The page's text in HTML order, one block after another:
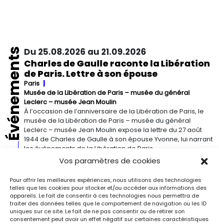
Vos paramètres de cookies
Pour offrir les meilleures expériences, nous utilisons des technologies
telles que les cookies pour stocker et/ou accéder aux informations des
appareils. Le fait de consentir à ces technologies nous permettra de
traiter des données telles que le comportement de navigation ou les ID
uniques sur ce site. Le fait de ne pas consentir ou de retirer son
consentement peut avoir un effet négatif sur certaines caractéristiques
ÉvénementsDu 25.08.2026 au 21.09.2026
Charles de Gaulle raconte la Libération
de Paris. Lettre à son épouse
Paris
Musée de la Libération de Paris – musée du général
Leclerc – musée Jean Moulin
À l’occasion de l’anniversaire de la Libération de Paris, le
musée de la Libération de Paris – musée du général
Leclerc – musée Jean Moulin expose la lettre du 27 août
1944 de Charles de Gaulle à son épouse Yvonne, lui narrant
les événements de la Libération de Paris.
Du 13.09.2026 au 03.01.2027
Georgia O’Keeffe. Architecture
Detroit
Detroit Institute of Arts
« Georgia O’Keeffe. Architecture » est une exposition
novatrice qui présente environ 35 peintures architecturales